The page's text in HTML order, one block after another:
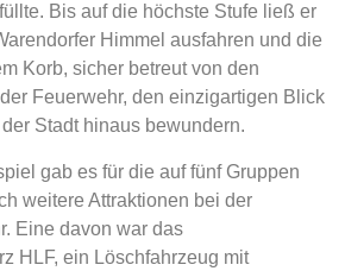
Bis auf die höchste Stufe ließ er
Himmel ausfahren und die
Korb, sicher betreut von den
Feuerwehr, den einzigartigen Blick
Stadt hinaus bewundern.
gab es für die auf fünf Gruppen
weitere Attraktionen bei der
Eine davon war das
HLF, ein Löschfahrzeug mit